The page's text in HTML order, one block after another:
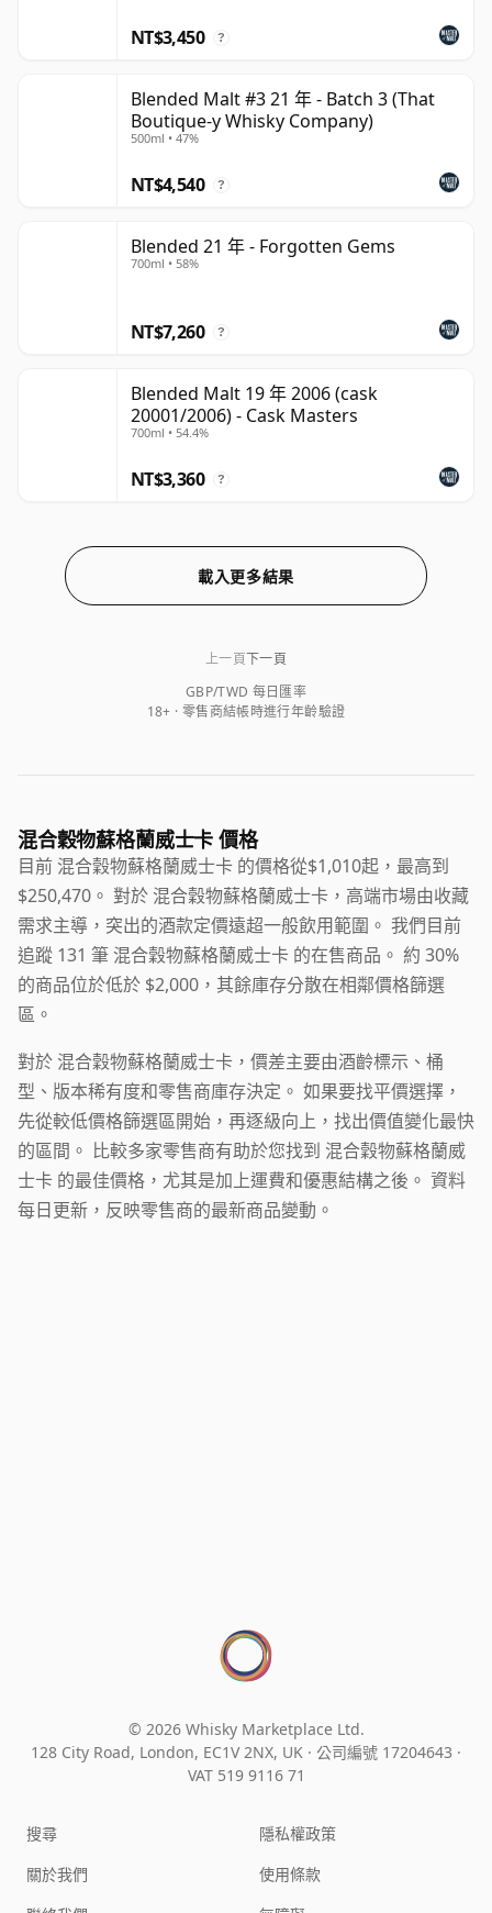
NT$3,450 ?
Blended Malt #3 21 年 - Batch 3 (That
Boutique-y Whisky Company)
500ml • 47%
NT$4,540 ?
Blended 21 年 - Forgotten Gems
700ml • 58%
NT$7,260 ?
Blended Malt 19 年 2006 (cask
20001/2006) - Cask Masters
700ml • 54.4%
NT$3,360 ?
載入更多結果
GBP/TWD 每日匯率
18+ · 零售商結帳時進行年齡驗證
上一頁下一頁
混合穀物蘇格蘭威士卡 價格
目前 混合穀物蘇格蘭威士卡 的價格從$1,010起，最高到
$250,470。 對於 混合穀物蘇格蘭威士卡，高端市場由收藏
需求主導，突出的酒款定價遠超一般飲用範圍。 我們目前
追蹤 131 筆 混合穀物蘇格蘭威士卡 的在售商品。 約 30%
的商品位於低於 $2,000，其餘庫存分散在相鄰價格篩選
區。
對於 混合穀物蘇格蘭威士卡，價差主要由酒齡標示、桶
型、版本稀有度和零售商庫存決定。 如果要找平價選擇，
先從較低價格篩選區開始，再逐級向上，找出價值變化最快
的區間。 比較多家零售商有助於您找到 混合穀物蘇格蘭威
士卡 的最佳價格，尤其是加上運費和優惠結構之後。 資料
每日更新，反映零售商的最新商品變動。
© 2026 Whisky Marketplace Ltd.
128 City Road, London, EC1V 2NX, UK · 公司編號 17204643 ·
VAT 519 9116 71
搜尋
關於我們
隱私權政策
使用條款